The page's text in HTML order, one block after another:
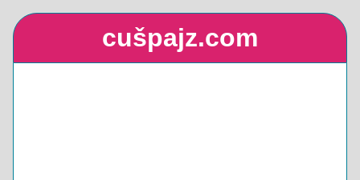
cušpajz.com